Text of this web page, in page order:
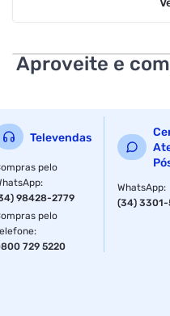
Material: Poliamida, metal
Alimentação: 110V ou 220V
Especificações:
Potência de 2200W
Capa de proteção de 7" /
Interruptor Tri-Control
Aproveite e
Televendas
pelo
:
98428-2779
pelo
:
729 5220
WhatsApp:
(34) 3301-